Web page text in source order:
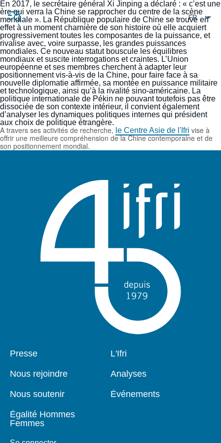
Aller
au
contenu
principal
Navigation
principale
L'Ifri
Analyses
Se connecter
Nous soutenir
En 2017, le secrétaire général Xi Jinping a déclaré : « c’est une
ère qui verra la Chine se rapprocher du centre de la scène
mondiale ». La République populaire de Chine se trouve en
effet à un moment charnière de son histoire où elle acquiert
progressivement toutes les composantes de la puissance, et
rivalise avec, voire surpasse, les grandes puissances
mondiales. Ce nouveau statut bouscule les équilibres
mondiaux et suscite interrogations et craintes. L’Union
européenne et ses membres cherchent à adapter leur
positionnement vis-à-vis de la Chine, pour faire face à sa
nouvelle diplomatie affirmée, sa montée en puissance militaire
et technologique, ainsi qu’à la rivalité sino-américaine. La
politique internationale de Pékin ne pouvant toutefois pas être
dissociée de son contexte intérieur, il convient également
d’analyser les dynamiques politiques internes qui président
aux choix de politique étrangère.
A travers ses activités de recherche, le Centre Asie de l'Ifri vise à
offrir une meilleure compréhension de la Chine contemporaine et de
son positionnement mondial.
Pied
Presse
Nous rejoindre
Nous soutenir
Égalité Hommes
Femmes
Navigation
L'Ifri
Analyses
Événements
Panneau de gestion des cookies